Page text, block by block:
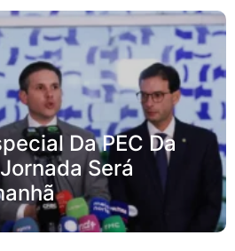
Da PEC Da
Será